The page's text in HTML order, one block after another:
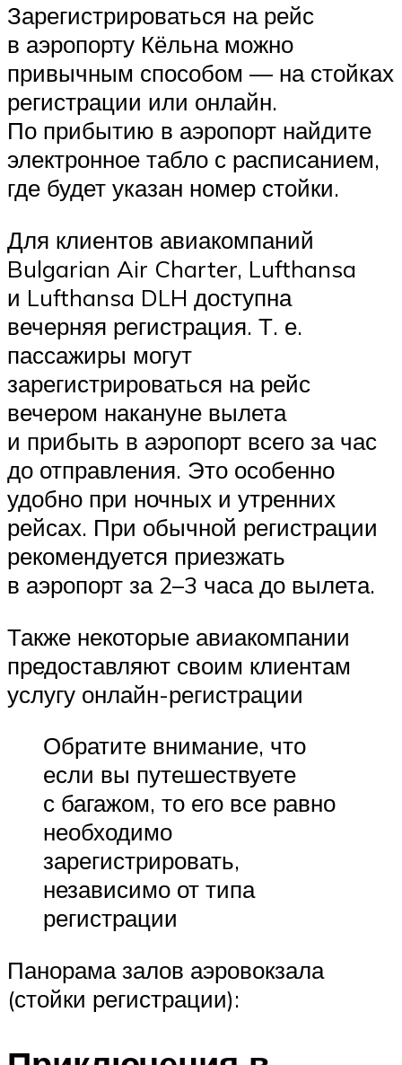
Зарегистрироваться на рейс
в аэропорту Кёльна можно
привычным способом — на стойках
регистрации или онлайн.
По прибытию в аэропорт найдите
электронное табло с расписанием,
где будет указан номер стойки.
Для клиентов авиакомпаний
Bulgarian Air Charter, Lufthansa
и Lufthansa DLH доступна
вечерняя регистрация. Т. е.
пассажиры могут
зарегистрироваться на рейс
вечером накануне вылета
и прибыть в аэропорт всего за час
до отправления. Это особенно
удобно при ночных и утренних
рейсах. При обычной регистрации
рекомендуется приезжать
в аэропорт за 2–3 часа до вылета.
Также некоторые авиакомпании
предоставляют своим клиентам
услугу онлайн-регистрации
Обратите внимание, что
если вы путешествуете
с багажом, то его все равно
необходимо
зарегистрировать,
независимо от типа
регистрации
Панорама залов аэровокзала
(стойки регистрации):